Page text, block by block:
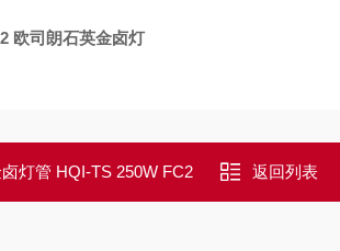
欧司朗石英金卤灯
灯管 HQI-TS 250W FC2 返回列表